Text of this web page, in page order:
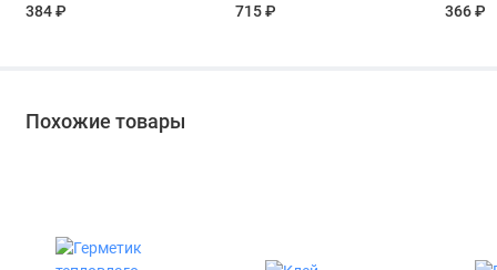
прозрачный 280 мл
384 ₽
600 мл файл-пакет
715 ₽ 366 ₽
Похожие товары